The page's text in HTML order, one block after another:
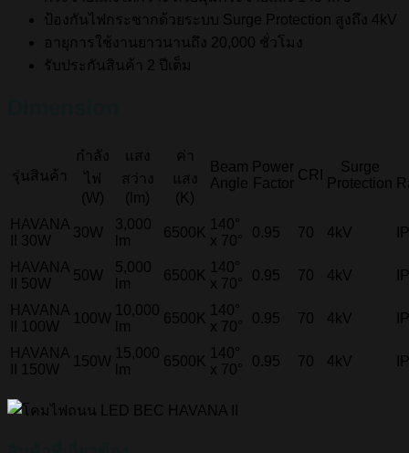
ป้องกันไฟกระชากด้วยระบบ Surge Protection สูงถึง 4kV
อายุการใช้งานยาวนานถึง 20,000 ชั่วโมง
รับประกันสินค้า 2 ปีเต็ม
รุ่นสินค้า
กำลัง
ไฟ
(W)
แสง
สว่าง
(lm)
ค่า
แสง
(K)
Beam
Angle
Power
Factor
CRI
Surge
Protection
HAVANA
II 30W
30W
3,000
lm
6500K
140°
x 70°
0.95 70 4kV
HAVANA
II 50W
50W
5,000
lm
6500K
140°
x 70°
0.95 70 4kV
HAVANA
II 100W
100W
10,000
lm
6500K
140°
x 70°
0.95 70 4kV
HAVANA
II 150W
150W
15,000
lm
6500K
140°
x 70°
0.95 70 4kV